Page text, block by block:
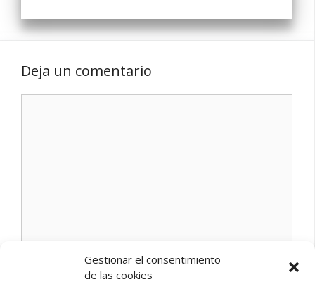
Gestionar el consentimiento
de las cookies
Deja un comentario